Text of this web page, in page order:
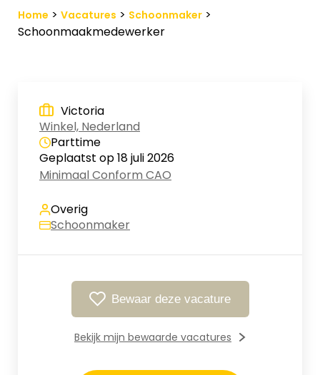
Home > Vacatures > Schoonmaker >
Schoonmaakmedewerker
Victoria
Winkel, Nederland
Parttime
Geplaatst op 18 juli 2026
Minimaal Conform CAO
Overig
Schoonmaker
Bewaar deze vacature
Bekijk mijn bewaarde vacatures
Bewaarde vacatures